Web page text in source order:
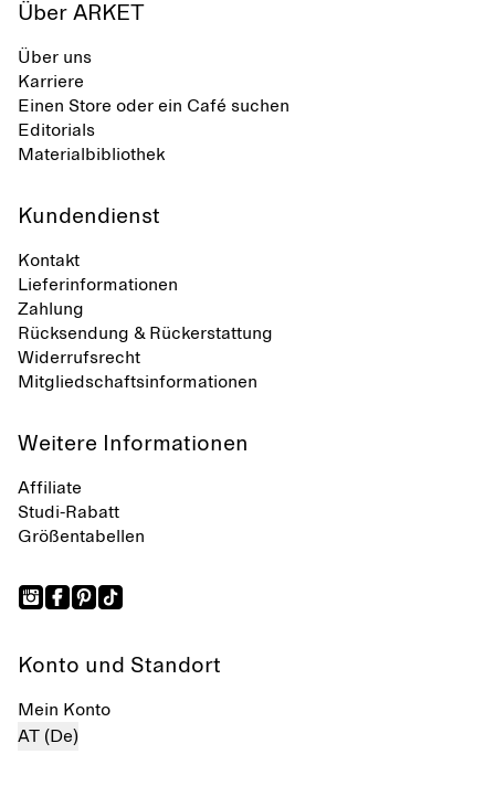
Über ARKET
Über uns
Karriere
Einen Store oder ein Café suchen
Editorials
Materialbibliothek
Kundendienst
Kontakt
Lieferinformationen
Zahlung
Rücksendung & Rückerstattung
Widerrufsrecht
Mitgliedschaftsinformationen
Weitere Informationen
Affiliate
Studi-Rabatt
Größentabellen
Konto und Standort
Mein Konto
AT (De)